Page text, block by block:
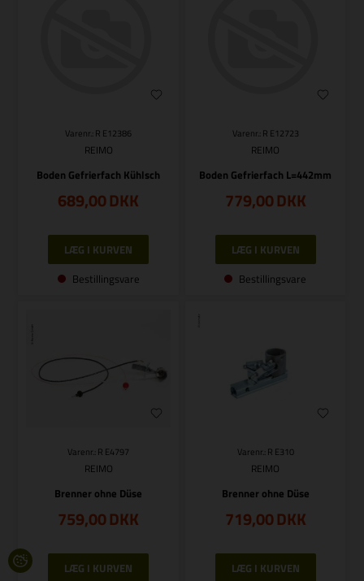
Varenr.: R E12386
REIMO
Boden Gefrierfach Kühlsch
689,00DKK
Bestillingsvare
Varenr.: R E12723
REIMO
Boden Gefrierfach L=442mm
779,00DKK
Bestillingsvare
Varenr.: R E4797
REIMO
Brenner ohne Düse
759,00DKK
Varenr.: R E310
REIMO
Brenner ohne Düse
719,00DKK